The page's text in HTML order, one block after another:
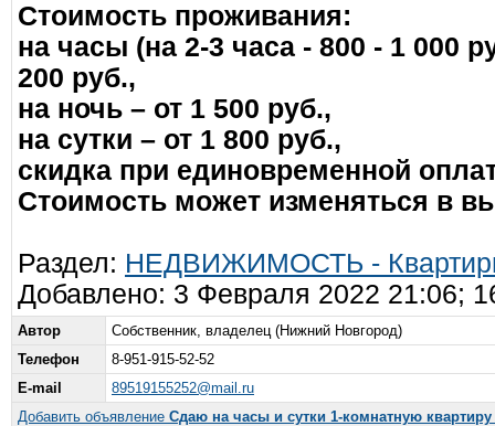
Стоимость проживания:
на часы (на 2-3 часа - 800 - 1 000
200 руб.,
на ночь – от 1 500 руб.,
на сутки – от 1 800 руб.,
скидка при единовременной
Стоимость может изменяться в
Раздел: НЕДВИЖИМОСТЬ -
Добавлено: 3 Февраля 2022 21:06;
Автор
Собственник, владелец (Нижний Новгород)
Телефон
8-951-915-52-52
E-mail
89519155252@mail.ru
Добавить объявление Сдаю на часы и сутки 1-комнатную